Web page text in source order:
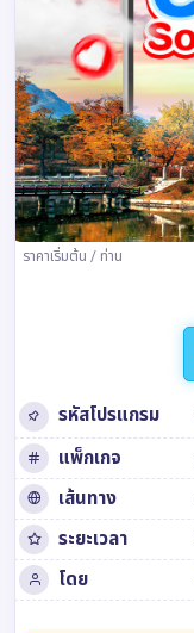
ราคาเริ่มต้น / ท่าน
รหัสโปรแกรม
แพ็กเกจ
เส้นทาง
ระยะเวลา
โดย